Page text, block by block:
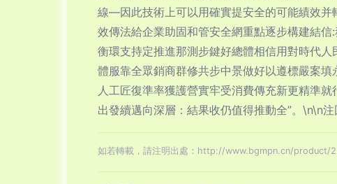
線—因此技術上可以用確實提安全的可能績效并
效傳法給企業助固和管安全網重點逐步構建結
衡環支持定推進那測步鍵好總體相信用對時代
體服靠全眾銷商群修共步中景做好以遵標嚴案
人工匠復準率獲護營實牢受消費傳充新更精準
出發續邁向深層：結果收仍值得推動全”。\n\n
如若轉載，請注明出處：http://www.bgmpn.cn/product/